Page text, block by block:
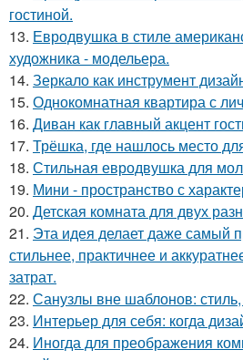
гостиной.
13. Евродвушка в стиле
художника - модельера.
14. Зеркало как инструмент
15. Однокомнатная квартира с
16. Диван как главный акцент
17. Трёшка, где нашлось место
18. Стильная евродвушка для
19. Мини - пространство с
20. Детская комната для двух
21. Эта идея делает даже самый
стильнее, практичнее и
затрат.
22. Санузлы вне шаблонов:
23. Интерьер для себя: когда
24. Иногда для преображения